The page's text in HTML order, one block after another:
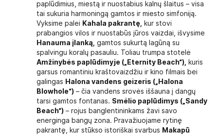
paplūdimius, miestą ir nuostabius kalnų šlaitus – visa
tai sukuria harmoningą gamtos ir miesto simfoniją.
Vyksime palei Kahala pakrantę,
kur stovi
prabangios vilos ir nuostabūs jūros vaizdai, išvysime
Hanauma įlanką, gamtos sukurtą lagūną su
spalvingu koralų pasauliu. Toliau trumpa stotelė
Amžinybės paplūdimyje („Eternity Beach“),
kuris
garsus romantiniu kraštovaizdžiu ir kino filmais bei
galingas Halona vandens geizeris („Halona
Blowhole“) – čia vandens srovės iššauna į dangų
tarsi gamtos fontanas. Smėlio paplūdimys („Sandy
Beach“) – rojus banglentininkams žavi savo
energinga bangų zona. Pravažiuojame rytinę
pakrantę, kur stūkso istoriškai svarbus Makapū